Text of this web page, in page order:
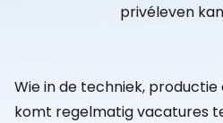
privéleven
Wie in de techniek,
komt regelmatig vacatures